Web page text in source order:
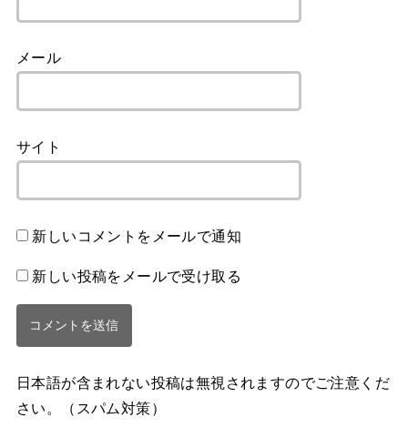
メール
サイト
新しいコメントをメールで通知
新しい投稿をメールで受け取る
日本語が含まれない投稿は無視されますのでご注意くだ
さい。（スパム対策）